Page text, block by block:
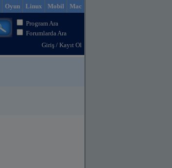
Mac
Mobil
Linux
Oyun
Program Ara
Forumlarda Ara
Giriş / Kayıt Ol